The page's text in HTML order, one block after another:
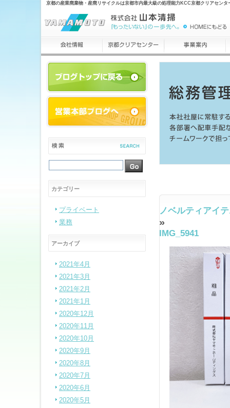
京都の産業廃棄物・産廃リサイクルは京都市内最大級の処理能力KCC京都クリアセンタ
ノベルティアイ
»
IMG_5941
カテゴリー
プライベート
業務
アーカイブ
2021年4月
2021年3月
2021年2月
2021年1月
2020年12月
2020年11月
2020年10月
2020年9月
2020年8月
2020年7月
2020年6月
2020年5月